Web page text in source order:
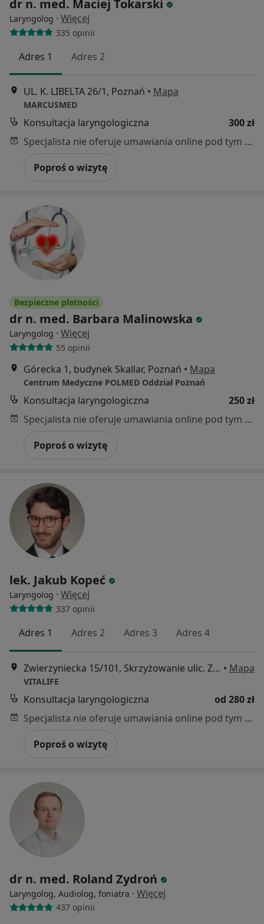
dr n. med. Maciej Tokarski
Laryngolog · Więcej
335 opinii
Adres 1 Adres 2
UL. K. LIBELTA 26/1, Poznań • Mapa
MARCUSMED
Konsultacja laryngologiczna
300 zł
Specjalista nie oferuje umawiania online pod tym adresem.
Poproś o wizytę
Bezpieczne płatności
dr n. med. Barbara Malinowska
Laryngolog · Więcej
55 opinii
Górecka 1, budynek Skallar, Poznań • Mapa
Centrum Medyczne POLMED Oddział Poznań
Konsultacja laryngologiczna
250 zł
Specjalista nie oferuje umawiania online pod tym adresem.
Poproś o wizytę
lek. Jakub Kopeć
Laryngolog · Więcej
337 opinii
Adres 1 Adres 2 Adres 3 Adres 4
Zwierzyniecka 15/101, Skrzyżowanie ulic. Zwierzyniecka i Gajowa, Poznań • Mapa
VITALIFE
Konsultacja laryngologiczna
od 280 zł
Specjalista nie oferuje umawiania online pod tym adresem.
Poproś o wizytę
dr n. med. Roland Zydroń
Laryngolog, Audiolog, foniatra · Więcej
437 opinii